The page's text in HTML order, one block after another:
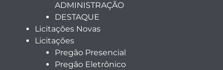
ADMINISTRAÇÃO
DESTAQUE
Licitações Novas
Licitações
Pregão Presencial
Pregão Eletrônico